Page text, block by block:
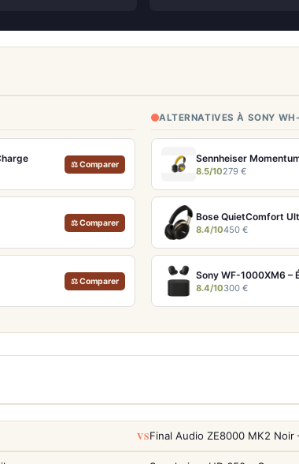
⚖ Comparer
⚖ Comparer
⚖ Comparer
ALTERNATIVES À SONY
Sennheiser
8.5/10279 €
8.4/10450 €
Sony WF-1000XM6 –
8.4/10300 €
VSFinal Audio ZE8000 MK2